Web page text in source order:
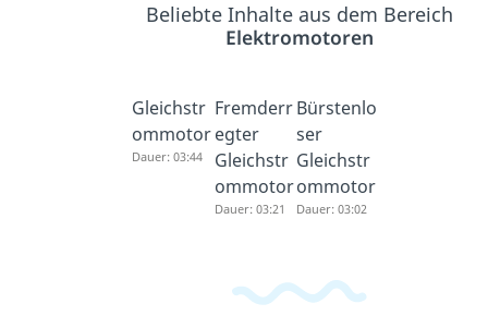
Beliebte Inhalte aus dem Bereich
Elektromotoren
Gleichstr
ommotor
Dauer: 03:44
Fremderr
egter
Gleichstr
ommotor
Dauer: 03:21
Bürstenlo
ser
Gleichstr
ommotor
Dauer: 03:02